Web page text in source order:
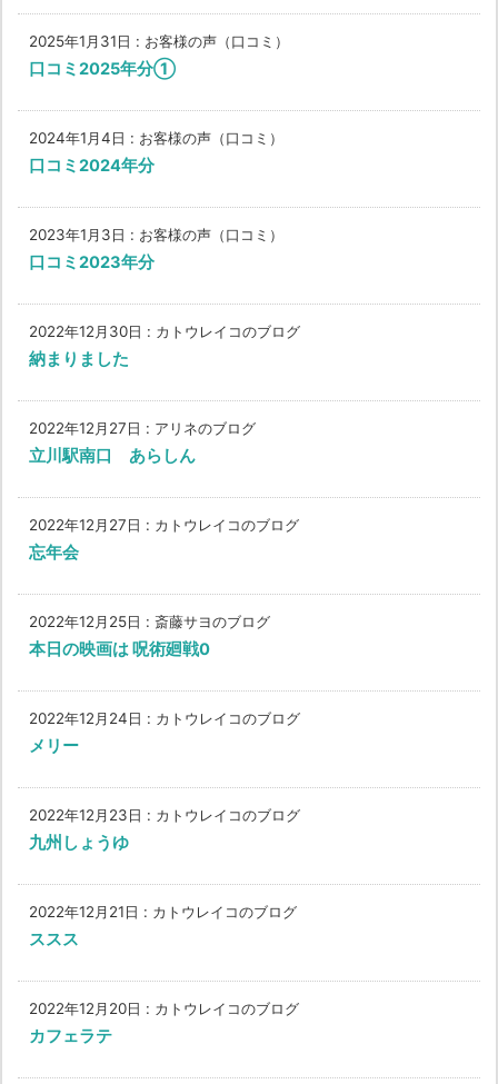
2025年1月31日 : お客様の声（口コミ）
口コミ2025年分①
2024年1月4日 : お客様の声（口コミ）
口コミ2024年分
2023年1月3日 : お客様の声（口コミ）
口コミ2023年分
2022年12月30日 : カトウレイコのブログ
納まりました
2022年12月27日 : アリネのブログ
立川駅南口 あらしん
2022年12月27日 : カトウレイコのブログ
忘年会
2022年12月25日 : 斎藤サヨのブログ
本日の映画は 呪術廻戦0
2022年12月24日 : カトウレイコのブログ
メリー
2022年12月23日 : カトウレイコのブログ
九州しょうゆ
2022年12月21日 : カトウレイコのブログ
ススス
2022年12月20日 : カトウレイコのブログ
カフェラテ